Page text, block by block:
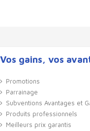
Vos gains, vos
Promotions
Parrainage
Subventions Avantages et
Produits professionnels
Meilleurs prix garantis